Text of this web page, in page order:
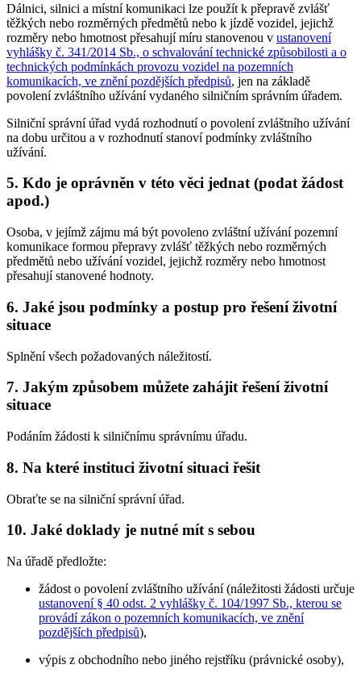
Dálnici, silnici a místní komunikaci lze použít k přepravě zvlášť
těžkých nebo rozměrných předmětů nebo k jízdě vozidel, jejichž
rozměry nebo hmotnost přesahují míru stanovenou v ustanovení
vyhlášky č. 341/2014 Sb., o schvalování technické způsobilosti a o
technických podmínkách provozu vozidel na pozemních
komunikacích, ve znění pozdějších předpisů, jen na základě
povolení zvláštního užívání vydaného silničním správním úřadem.
Silniční správní úřad vydá rozhodnutí o povolení zvláštního užívání
na dobu určitou a v rozhodnutí stanoví podmínky zvláštního
užívání.
5. Kdo je oprávněn v této věci jednat (podat žádost
apod.)
Osoba, v jejímž zájmu má být povoleno zvláštní užívání pozemní
komunikace formou přepravy zvlášť těžkých nebo rozměrných
předmětů nebo užívání vozidel, jejichž rozměry nebo hmotnost
přesahují stanovené hodnoty.
6. Jaké jsou podmínky a postup pro řešení životní
situace
Splnění všech požadovaných náležitostí.
7. Jakým způsobem můžete zahájit řešení životní
situace
Podáním žádosti k silničnímu správnímu úřadu.
8. Na které instituci životní situaci řešit
Obraťte se na silniční správní úřad.
10. Jaké doklady je nutné mít s sebou
Na úřadě předložte:
žádost o povolení zvláštního užívání (náležitosti žádosti určuje
ustanovení § 40 odst. 2 vyhlášky č. 104/1997 Sb., kterou se
provádí zákon o pozemních komunikacích, ve znění
pozdějších předpisů),
výpis z obchodního nebo jiného rejstříku (právnické osoby),